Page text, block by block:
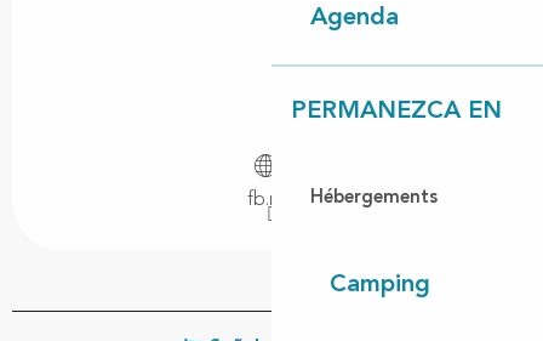
Agenda
PERMANEZCA EN
Hébergements
Camping
fb.me